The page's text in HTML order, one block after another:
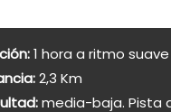
1 hora a ritmo
2,3 Km
media-baja. Pista